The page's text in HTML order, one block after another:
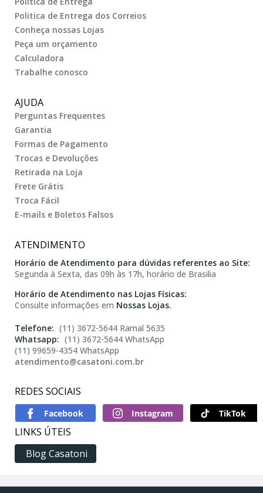
Politica de Entrega dos Correios
Conheça nossas Lojas
Peça um orçamento
Calculadora
Trabalhe conosco
AJUDA
Perguntas Frequentes
Garantia
Formas de Pagamento
Trocas e Devoluções
Retirada na Loja
Frete Grátis
Troca Fácil
E-mails e Boletos Falsos
ATENDIMENTO
Horário de Atendimento para dúvidas referentes ao Site:
Segunda à Sexta, das 09h às 17h, horário de Brasilia
Horário de Atendimento nas Lojas Físicas:
Consulte informações em Nossas Lojas.
(11) 3672-5644 Ramal 5635
(11) 3672-5644 WhatsApp
(11) 99659-4354 WhatsApp
atendimento@casatoni.com.br
REDES SOCIAIS
TikTok
LINKS ÚTEIS
Blog Casatoni